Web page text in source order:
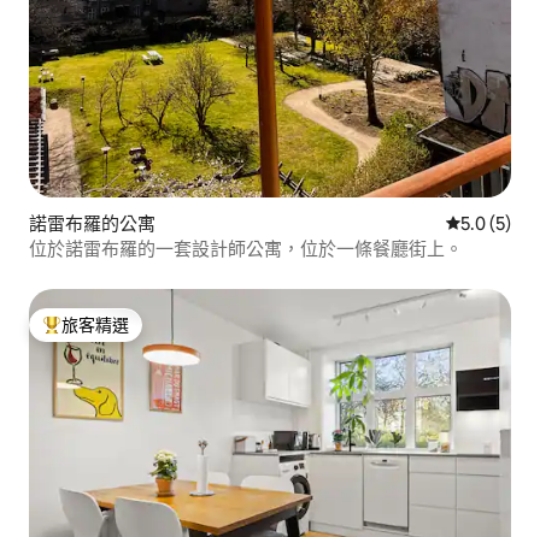
諾雷布羅的公寓 從 5 則評
5.0 (5)
位於諾雷布羅的一套設計師公寓，位於一條餐廳街上。
旅客精選榜首
旅客精選